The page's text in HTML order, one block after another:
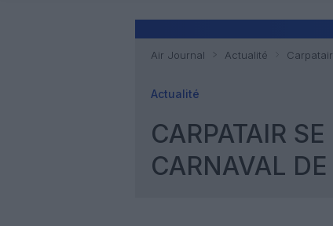
Air Journal Actualité
Actualité
CARPATAIR
CARNAVAL